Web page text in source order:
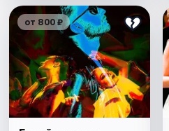
от 800 ₽